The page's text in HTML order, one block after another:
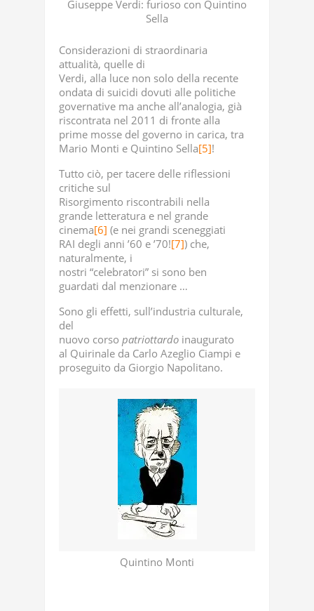
Giuseppe Verdi: furioso con Quintino
Sella
Considerazioni di straordinaria
attualità, quelle di
Verdi, alla luce non solo della recente
ondata di suicidi dovuti alle politiche
governative ma anche all’analogia, già
riscontrata nel 2011 di fronte alla
prime mosse del governo in carica, tra
Mario Monti e Quintino Sella[5]!
Tutto ciò, per tacere delle riflessioni
critiche sul
Risorgimento riscontrabili nella
grande letteratura e nel grande
cinema[6] (e nei grandi sceneggiati
RAI degli anni ’60 e ’70![7]) che,
naturalmente, i
nostri “celebratori” si sono ben
guardati dal menzionare …
Sono gli effetti, sull’industria culturale,
del
nuovo corso patriottardo inaugurato
al Quirinale da Carlo Azeglio Ciampi e
proseguito da Giorgio Napolitano.
Quintino Monti